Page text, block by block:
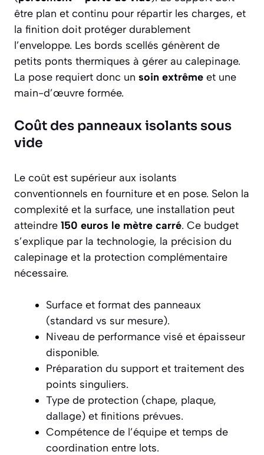
être plan et continu pour répartir les charges, et
la finition doit protéger durablement
l’enveloppe. Les bords scellés génèrent de
petits ponts thermiques à gérer au calepinage.
La pose requiert donc un soin extrême et une
main-d’œuvre formée.
Coût des panneaux isolants sous
vide
Le coût est supérieur aux isolants
conventionnels en fourniture et en pose. Selon la
complexité et la surface, une installation peut
atteindre 150 euros le mètre carré. Ce budget
s’explique par la technologie, la précision du
calepinage et la protection complémentaire
nécessaire.
Surface et format des panneaux
(standard vs sur mesure).
Niveau de performance visé et épaisseur
disponible.
Préparation du support et traitement des
points singuliers.
Type de protection (chape, plaque,
dallage) et finitions prévues.
Compétence de l’équipe et temps de
coordination entre lots.